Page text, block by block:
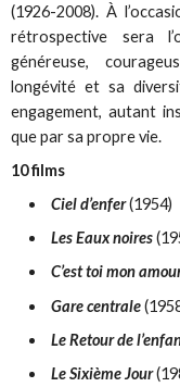
(1926-2008). À
rétrospective sera
généreuse,
longévité et sa
engagement, autant
que par sa propre vie.
10 films
Ciel d’enfer(1954)
Les Eaux noires
C’est toi mon
Gare centrale
Le Retour de
Le Sixième Jour